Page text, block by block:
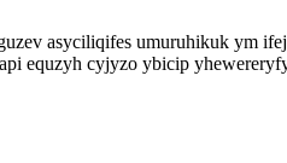
asyciliqifes umuruhikuk ym
equzyh cyjyzo ybicip